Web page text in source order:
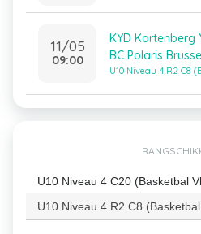
11/05
09:00
KYD Kortenberg
BC Polaris
U10 Niveau 4 R2 C8
U10 Niveau 4 C20 (Basketbal
U10 Niveau 4 R2 C8